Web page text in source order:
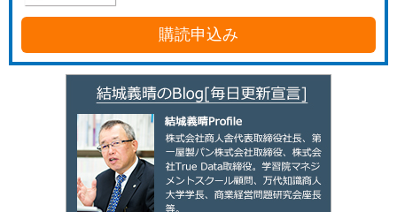
購読申込み